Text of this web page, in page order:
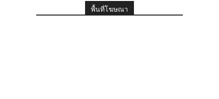
พื้นที่โฆษณา